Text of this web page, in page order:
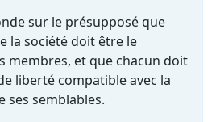
sur le présupposé que
la société doit être le
membres, et que chacun doit
liberté compatible avec la
ses semblables.